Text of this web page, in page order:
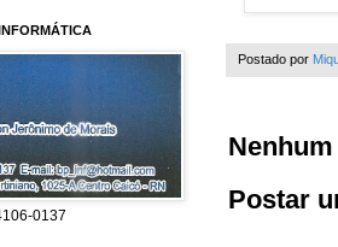
Postado por
Postar
0137